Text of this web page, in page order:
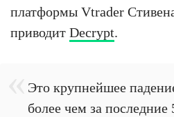
платформы Vtrader
приводит Decrypt.
Это крупнейшее
более чем за последние